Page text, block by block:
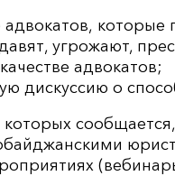
которые
угрожают,
адвокатов;
дискуссию о